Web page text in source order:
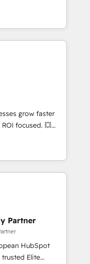
SEA,
ABM, IA,
réussies - 40
HubSpot
into
onboarding to
in-house team
long-term
setup •
cleanups •
End-to-
marketing and
enablement tools
strategies with
2,000+
across marketing,
grow faster
focused. 💥
that can help you
teams to
and improve user
results.
your
HubSpot
teams to be
services using
Partner
HubSpot